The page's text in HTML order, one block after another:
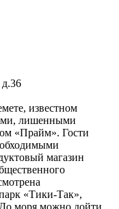
известном
лишенными
«Прайм». Гости
магазин
«Тики-Так»,
моря можно дойти